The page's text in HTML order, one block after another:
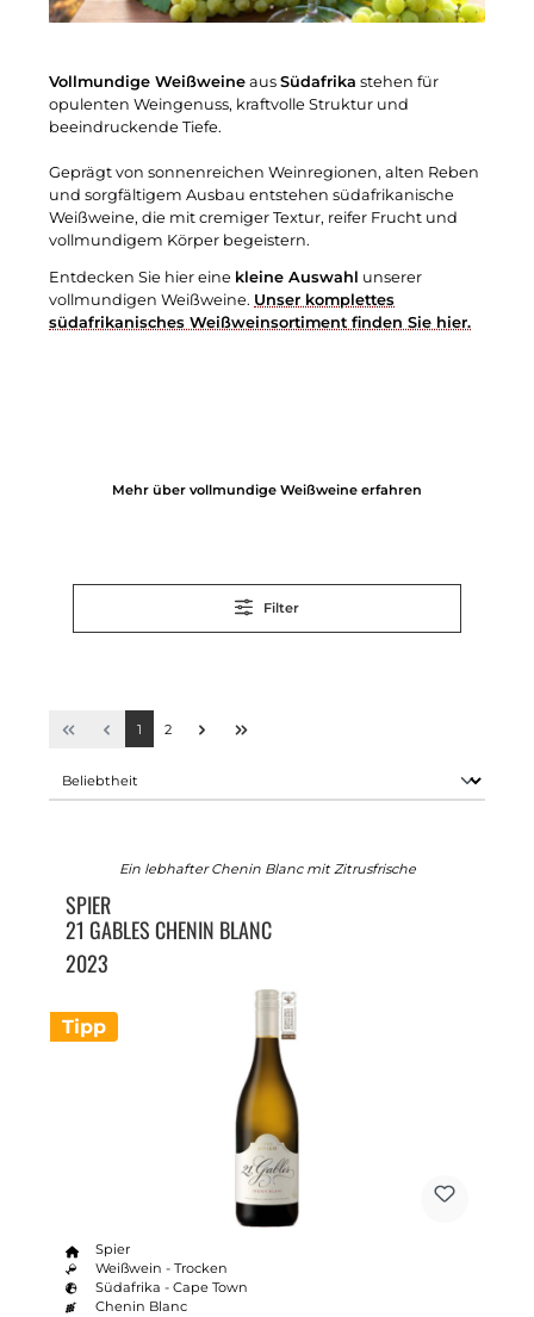
Vollmundige Weißweine aus Südafrika stehen für
opulenten Weingenuss, kraftvolle Struktur und
beeindruckende Tiefe.
Geprägt von sonnenreichen Weinregionen, alten Reben
und sorgfältigem Ausbau entstehen südafrikanische
Weißweine, die mit cremiger Textur, reifer Frucht und
vollmundigem Körper begeistern.
Entdecken Sie hier eine kleine Auswahl unserer
vollmundigen Weißweine. Unser komplettes
südafrikanisches Weißweinsortiment finden Sie hier.
Mehr über vollmundige Weißweine erfahren
Filter
1 2
Tipp
Ein lebhafter Chenin Blanc mit Zitrusfrische
SPIER
21 GABLES CHENIN BLANC
2023
Spier
Weißwein - Trocken
Südafrika - Cape Town
Chenin Blanc